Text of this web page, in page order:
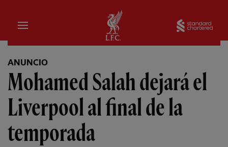
Hogar
ANUNCIO
Mohamed Salah dejará el
Liverpool al final de la
temporada